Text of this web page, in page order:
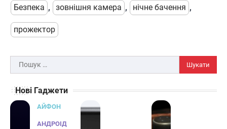
Безпека , зовнішня камера , нічне бачення ,
прожектор
Пошук:
Нові Гаджети
АЙФОН
АНДРОІД
3
прожектори, які забезпечують ефективне
освітлення вашого подвір'я, саду або…
Joyroom JR-TCW02 на 65 Вт
Joyroom JR-TCW02 — це універсальний
дорожній адаптер потужністю 65 Вт,
розроблений для заряджання ваших